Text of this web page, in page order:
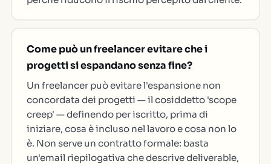
Come può un freelancer evitare che i
progetti si espandano senza fine?
Un freelancer può evitare l'espansione non
concordata dei progetti — il cosiddetto 'scope
creep' — definendo per iscritto, prima di
iniziare, cosa è incluso nel lavoro e cosa non lo
è. Non serve un contratto formale: basta
un'email riepilogativa che descrive deliverable,